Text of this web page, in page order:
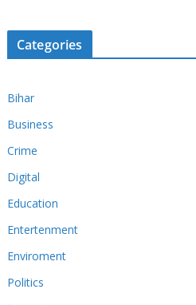
Categories
Bihar
Business
Crime
Digital
Education
Entertenment
Enviroment
Politics